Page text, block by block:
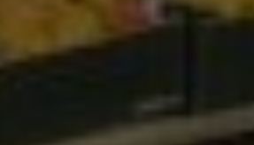
Externe Medien
Wenn Cookies von externen
werden, bedarf der Zugriff auf
keiner manuellen Zustimmung